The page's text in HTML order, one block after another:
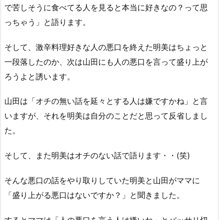
で苦しそうに食べてる人を見ると本当に好きなの？って思
っちゃう」と語ります。
そして、激辛料理好きな人の悪口を終えた明美はちょっと
一段落したのか、次は山田にも人の悪口を言って盛り上が
ろうよと誘います。
山田は「オチの無い話を延々とする人は嫌ですかね」と言
いますが、それを明美は自分のことだと思って反省しまし
た。
そして、また明美はオチのない話で語ります・・(笑)
そんな悪口の話をやり取りしていた明美と山田がママに
「盛り上がる悪口はないですか？」と聞きました。